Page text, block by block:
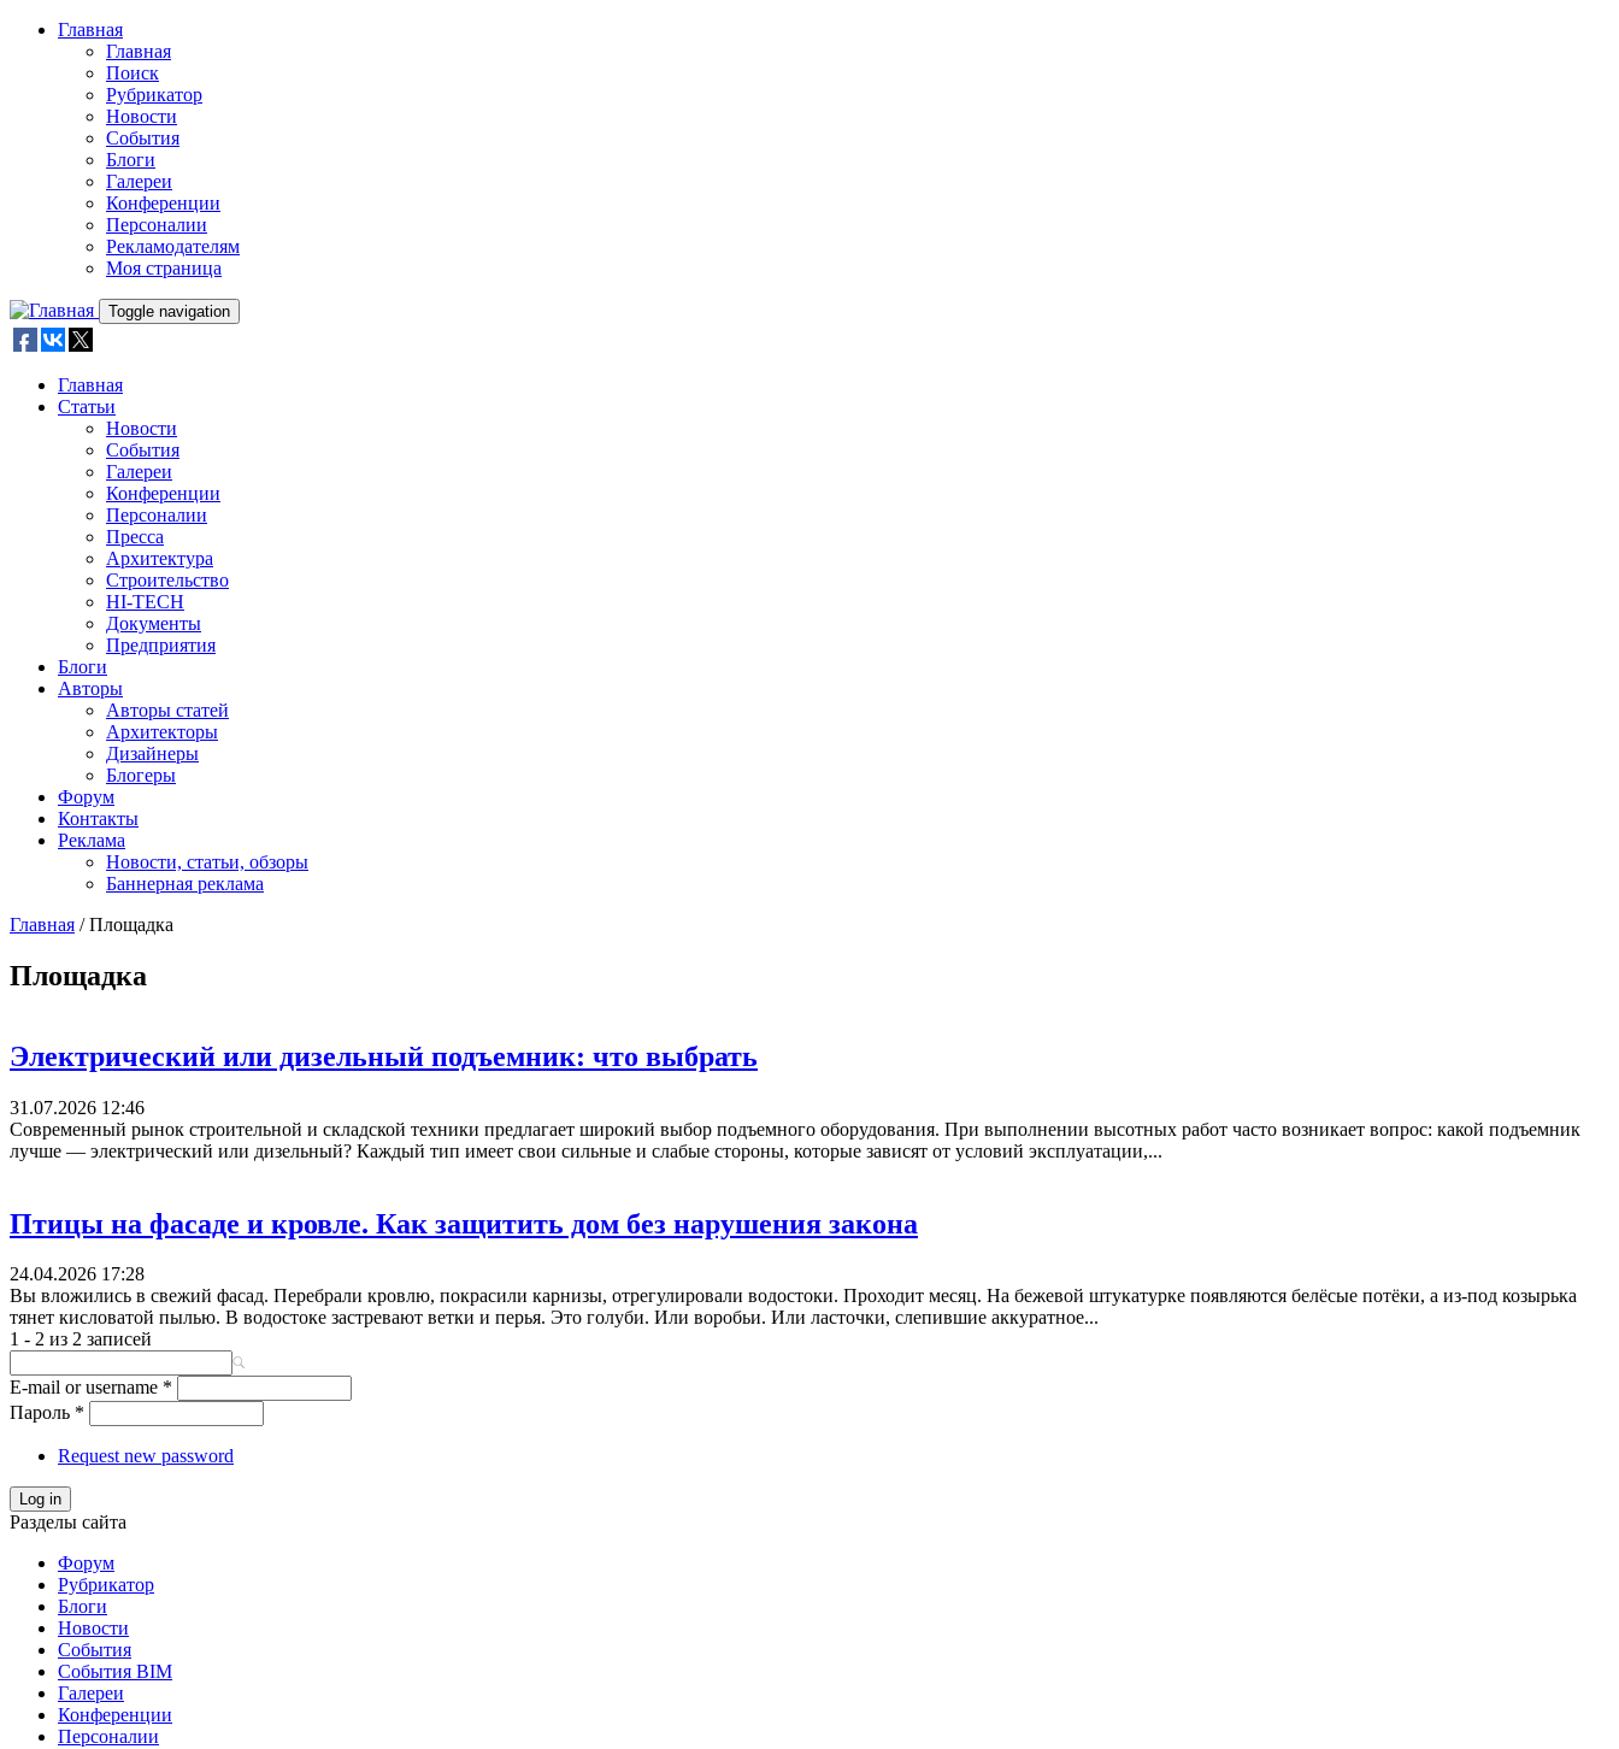
Skip to main content
Главная
Главная
Поиск
Рубрикатор
Новости
События
Блоги
Галереи
Конференции
Персоналии
Рекламодателям
Моя страница
Toggle navigation
Главная
Статьи
Новости
События
Галереи
Конференции
Персоналии
Пресса
Архитектура
Строительство
HI-TECH
Документы
Предприятия
Блоги
Авторы
Авторы статей
Архитекторы
Дизайнеры
Блогеры
Форум
Контакты
Реклама
Новости, статьи, обзоры
Баннерная реклама
Главная / Площадка
Площадка
Электрический или дизельный подъемник: что выбрать
31.07.2026 12:46
Современный рынок строительной и складской техники предлагает широкий выбор подъемного оборудования. При выполнении высотных работ часто возникает вопрос: какой подъемник
лучше — электрический или дизельный? Каждый тип имеет свои сильные и слабые стороны, которые зависят от условий эксплуатации,...
Птицы на фасаде и кровле. Как защитить дом без нарушения закона
24.04.2026 17:28
Вы вложились в свежий фасад. Перебрали кровлю, покрасили карнизы, отрегулировали водостоки. Проходит месяц. На бежевой штукатурке появляются белёсые потёки, а из-под козырька
тянет кисловатой пылью. В водостоке застревают ветки и перья. Это голуби. Или воробьи. Или ласточки, слепившие аккуратное...
1 - 2 из 2 записей
E-mail or username *
Пароль *
Request new password
Log in
Разделы сайта
Форум
Рубрикатор
Блоги
Новости
События
События BIM
Галереи
Конференции
Персоналии